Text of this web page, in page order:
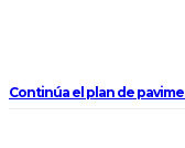
Continúa el plan de